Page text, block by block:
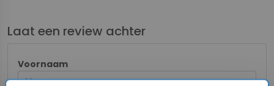
Laat een review achter
Voornaam